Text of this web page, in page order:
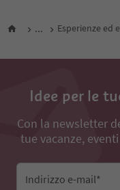
... Esperienze ed
Idee per le
Con la newsletter
tue vacanze,
Indirizzo e-mail*